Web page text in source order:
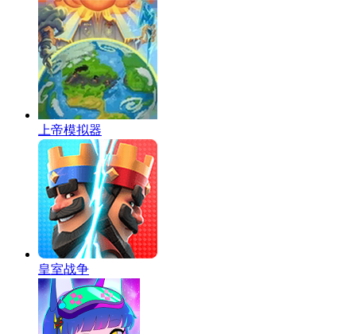
上帝模拟器
皇室战争